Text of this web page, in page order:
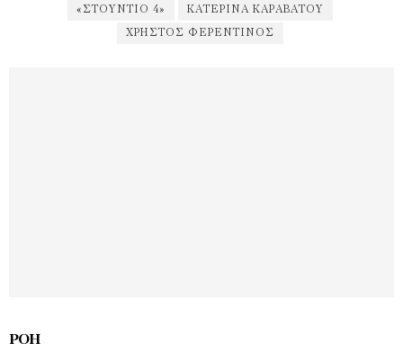
«ΣΤΟΎΝΤΙΟ 4» ΚΑΤΕΡΊΝΑ ΚΑΡΑΒΆΤΟΥ
ΧΡΉΣΤΟΣ ΦΕΡΕΝΤΊΝΟΣ
ΡΟΉ